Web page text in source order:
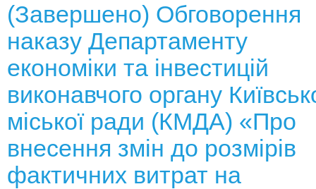
(Завершено) Обговорення
наказу Департаменту
економіки та інвестицій
виконавчого органу
міської ради (КМДА) «Про
внесення змін до розмірів
фактичних витрат на